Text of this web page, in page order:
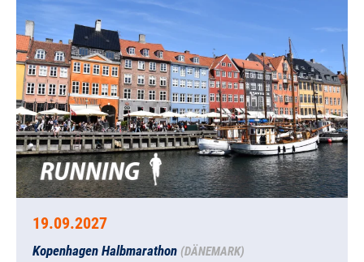
19.09.2027
Kopenhagen Halbmarathon (DÄNEMARK)